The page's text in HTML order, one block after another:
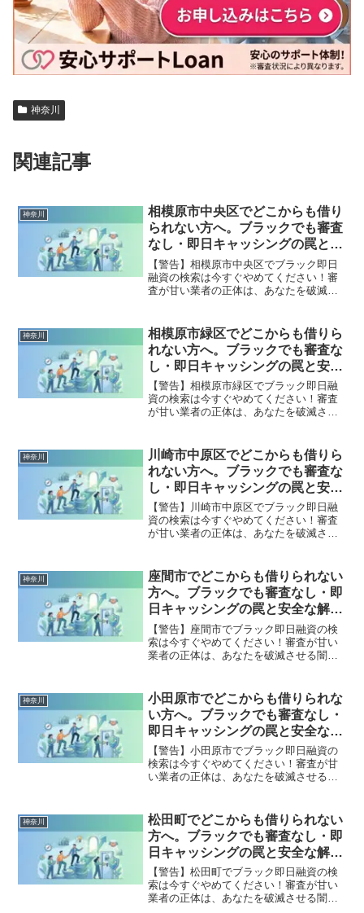
神奈川
関連記事
神奈川
相模原市中央区でどこからも借り
られない方へ。ブラックでも審査
なし・即日キャッシングの罠と安
全な解決策
【警告】相模原市中央区でブラック即日
融資の検索は今すぐやめてください！審
査が甘い業者の正体は、あなたを破滅さ
す。相模原市中央区で違法業者を避け、
借金地獄から抜け出した方々の実体験と
確実な解決策を完全公開。
神奈川
相模原市緑区でどこからも借りら
れない方へ。ブラックでも審査な
し・即日キャッシングの罠と安全
な解決策
【警告】相模原市緑区でブラック即日融
資の検索は今すぐやめてください！審査
が甘い業者の正体は、あなたを破滅させ
す。相模原市緑区で違法業者を避け、借
金地獄から抜け出した方々の実体験と確
実な解決策を完全公開。
神奈川
川崎市中原区でどこからも借りら
れない方へ。ブラックでも審査な
し・即日キャッシングの罠と安全
な解決策
【警告】川崎市中原区でブラック即日融
資の検索は今すぐやめてください！審査
が甘い業者の正体は、あなたを破滅させ
す。川崎市中原区で違法業者を避け、借
金地獄から抜け出した方々の実体験と確
実な解決策を完全公開。
神奈川
座間市でどこからも借りられない
方へ。ブラックでも審査なし・即
日キャッシングの罠と安全な解決
策
【警告】座間市でブラック即日融資の検
索は今すぐやめてください！審査が甘い
業者の正体は、あなたを破滅させる闇金
市で違法業者を避け、借金地獄から抜け
出した方々の実体験と確実な解決策を完
全公開。
神奈川
小田原市でどこからも借りられな
い方へ。ブラックでも審査なし・
即日キャッシングの罠と安全な解
決策
【警告】小田原市でブラック即日融資の
検索は今すぐやめてください！審査が甘
い業者の正体は、あなたを破滅させる闇
小田原市で違法業者を避け、借金地獄か
ら抜け出した方々の実体験と確実な解決
策を完全公開。
神奈川
松田町でどこからも借りられない
方へ。ブラックでも審査なし・即
日キャッシングの罠と安全な解決
策
【警告】松田町でブラック即日融資の検
索は今すぐやめてください！審査が甘い
業者の正体は、あなたを破滅させる闇金